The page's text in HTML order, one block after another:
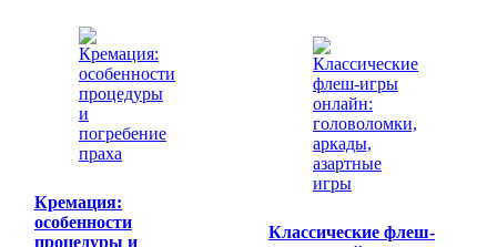
Кремация:
особенности
процедуры и
Классические флеш-